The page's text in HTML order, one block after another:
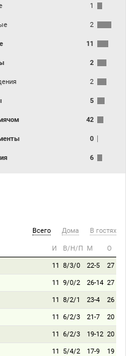
1
2
11
2
2
5
42
0
6
Всего Дома В гостях
И В/Н/П М О
11 8/3/0 22-5 27
11 9/0/2 26-14 27
11 8/2/1 23-4 26
11 6/2/3 21-7 20
11 6/2/3 19-12 20
11 5/4/2 17-9 19